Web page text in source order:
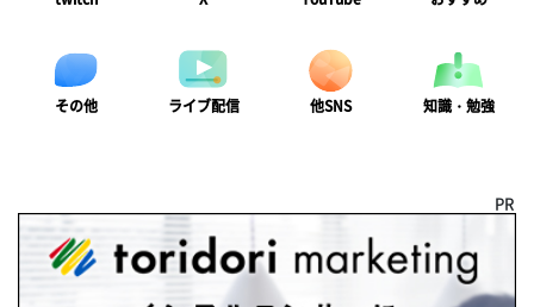
その他 ライブ配信 他SNS 知識・勉強
PR